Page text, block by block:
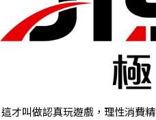
這才叫做認真玩遊戲，理性消費